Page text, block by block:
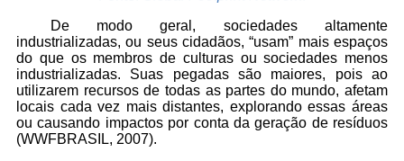
De modo geral, sociedades altamente
industrializadas, ou seus cidadãos, “usam” mais espaços
do que os membros de culturas ou sociedades menos
industrializadas. Suas pegadas são maiores, pois ao
utilizarem recursos de todas as partes do mundo, afetam
locais cada vez mais distantes, explorando essas áreas
ou causando impactos por conta da geração de resíduos
(WWFBRASIL, 2007).